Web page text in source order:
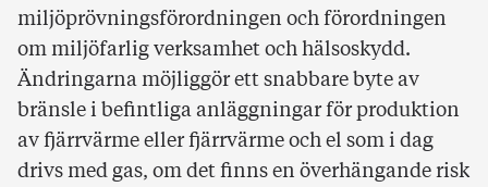
miljöprövningsförordningen och förordningen
om miljöfarlig verksamhet och hälsoskydd.
Ändringarna möjliggör ett snabbare byte av
bränsle i befintliga anläggningar för produktion
av fjärrvärme eller fjärrvärme och el som i dag
drivs med gas, om det finns en överhängande risk